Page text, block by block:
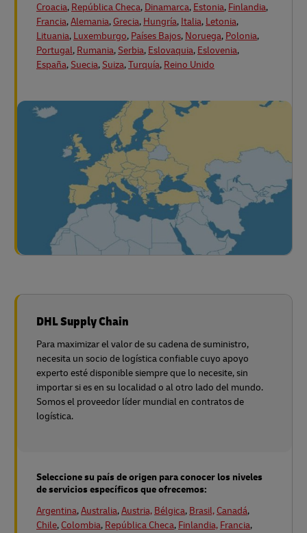
Croacia, República Checa, Dinamarca, Estonia, Finlandia,
Francia,Alemania, Grecia, Hungría, Italia, Letonia,
Lituania, Luxemburgo, Países Bajos, Noruega, Polonia,
Portugal, Rumania,Serbia, Eslovaquia, Eslovenia,
España,Suecia,Suiza,Turquía, Reino Unido
DHL Supply Chain
Para maximizar el valor de su cadena de suministro,
necesita un socio de logística confiable cuyo apoyo
experto esté disponible siempre que lo necesite, sin
importar si es en su localidad o al otro lado del mundo.
Somos el proveedor líder mundial en contratos de
logística.
Seleccione su país de origen para conocer los niveles
de servicios específicos que ofrecemos:
Argentina,Australia,Austria, Bélgica, Brasil, Canadá,
Chile, Colombia, República Checa, Finlandia, Francia,